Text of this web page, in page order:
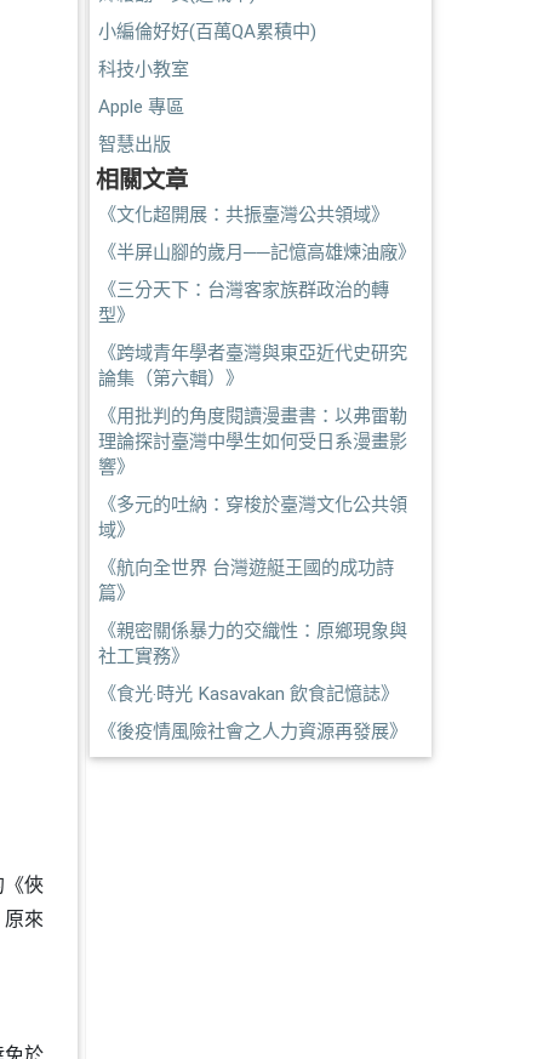
《俠
來
小編倫好好(百萬QA累積中)
科技小教室
Apple 專區
智慧出版
相關文章
《文化超開展：共振臺灣公共領域》
《半屏山腳的歲月──記憶高雄煉油廠》
《三分天下：台灣客家族群政治的轉
型》
《跨域青年學者臺灣與東亞近代史研究
論集（第六輯）》
《用批判的角度閱讀漫畫書：以弗雷勒
理論探討臺灣中學生如何受日系漫畫影
響》
《多元的吐納：穿梭於臺灣文化公共領
域》
《航向全世界 台灣遊艇王國的成功詩
篇》
《親密關係暴力的交織性：原鄉現象與
社工實務》
《食光‧時光 Kasavakan 飲食記憶誌》
《後疫情風險社會之人力資源再發展》